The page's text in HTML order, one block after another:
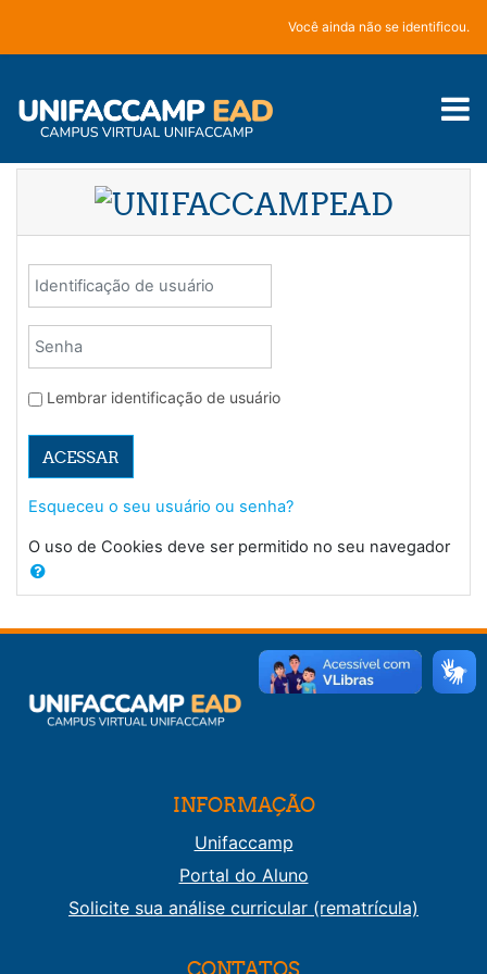
Você ainda não se identificou.
Identificação de usuário
Senha
Lembrar identificação de usuário
ACESSAR
Esqueceu o seu usuário ou senha?
O uso de Cookies deve ser permitido no seu navegador
INFORMAÇÃO
Unifaccamp
Portal do Aluno
Solicite sua análise curricular (rematrícula)